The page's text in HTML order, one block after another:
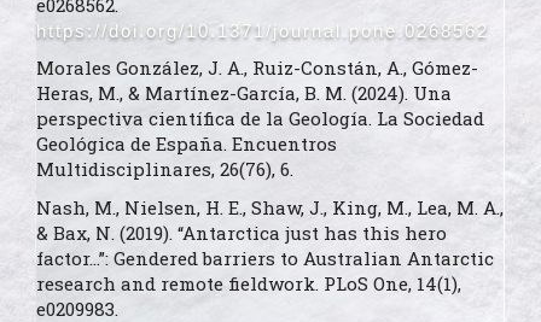
https://doi.org/10.1371/journal.pone.0268562
Morales González, J. A., Ruiz-Constán, A., Gómez-
Heras, M., & Martínez-García, B. M. (2024). Una
perspectiva científica de la Geología. La Sociedad
Geológica de España. Encuentros
Multidisciplinares, 26(76), 6.
Nash, M., Nielsen, H. E., Shaw, J., King, M., Lea, M. A.,
& Bax, N. (2019). “Antarctica just has this hero
factor...”: Gendered barriers to Australian Antarctic
research and remote fieldwork. PLoS One, 14(1),
e0209983.